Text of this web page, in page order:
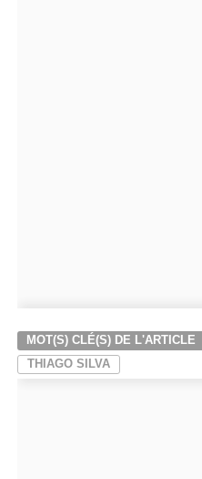
MOT(S) CLÉ(S) DE L'ARTICLE
THIAGO SILVA